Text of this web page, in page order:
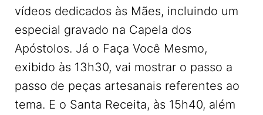
vídeos dedicados às Mães, incluindo um
especial gravado na Capela dos
Apóstolos. Já o Faça Você Mesmo,
exibido às 13h30, vai mostrar o passo a
passo de peças artesanais referentes ao
tema. E o Santa Receita, às 15h40, além